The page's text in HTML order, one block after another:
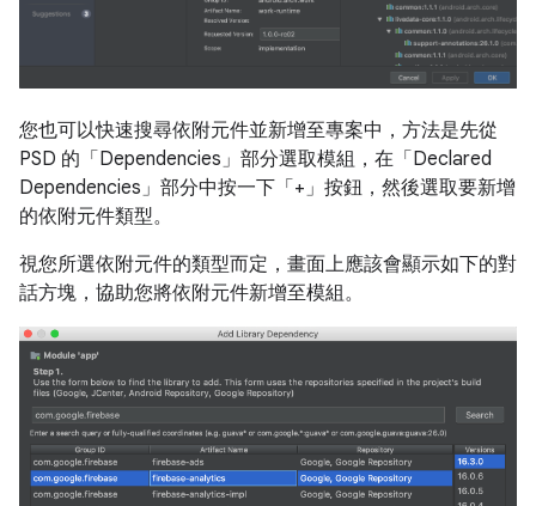
您也可以快速搜尋依附元件並新增至專案中，方法是先從
PSD 的「Dependencies」 部分選取模組，在「Declared
Dependencies」 部分中按一下「+」按鈕，然後選取要新增
的依附元件類型。
視您所選依附元件的類型而定，畫面上應該會顯示如下的對
話方塊，協助您將依附元件新增至模組。